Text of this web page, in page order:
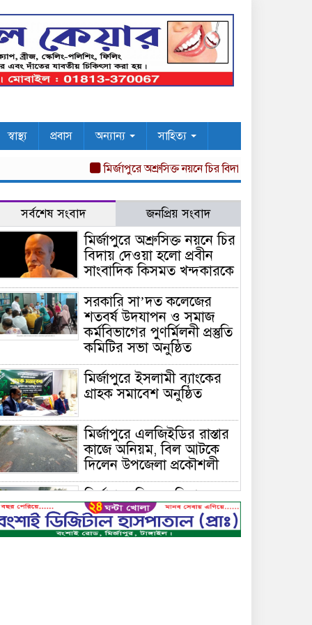
স্বাস্থ্য প্রবাস অন্যান্য সাহিত্য
মির্জাপুরে অশ্রুসিক্ত নয়নে চির বিদায় দেওয়া হলো প্রবীন
সর্বশেষ সংবাদ জনপ্রিয় সংবাদ
মির্জাপুরে অশ্রুসিক্ত নয়নে চির
বিদায় দেওয়া হলো প্রবীন
সাংবাদিক কিসমত খন্দকারকে
সরকারি সা’দত কলেজের
শতবর্ষ উদযাপন ও সমাজ
কর্মবিভাগের পুণর্মিলনী প্রস্তুতি
কমিটির সভা অনুষ্ঠিত
মির্জাপুরে ইসলামী ব্যাংকের
গ্রাহক সমাবেশ অনুষ্ঠিত
মির্জাপুরে এলজিইডির রাস্তার
কাজে অনিয়ম, বিল আটকে
দিলেন উপজেলা প্রকৌশলী
মির্জাপুরে বিলে অভিযান,
অবৈধ চায়না দুয়ারি জাল
ধ্বংস